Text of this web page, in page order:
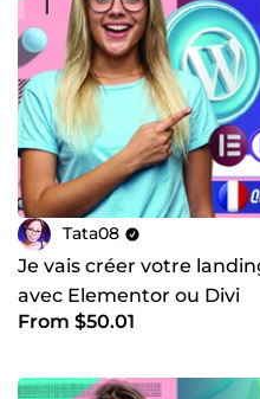
Tata08
Je vais créer votre
avec Elementor ou Divi
From $50.01